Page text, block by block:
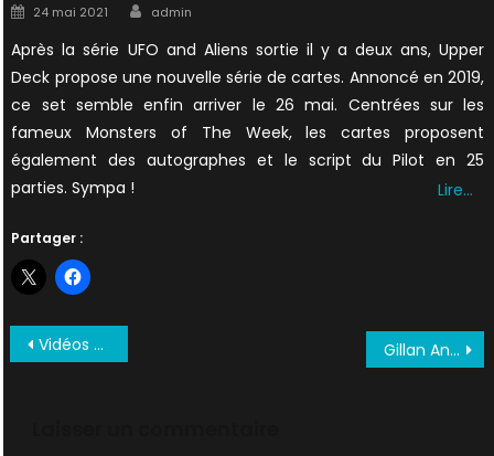
Posted
24 mai 2021 Author
admin
Après la série UFO and Aliens sortie il y a deux ans, Upper
Deck propose une nouvelle série de cartes. Annoncé en 2019,
ce set semble enfin arriver le 26 mai. Centrées sur les
fameux Monsters of The Week, les cartes proposent
également des autographes et le script du Pilot en 25
parties. Sympa !
Lire…
Partager :
Navigation
Vidéos et photos de la convention SPOOKY EMPIRE Gillan Anderson a l’Argentina Comic Con